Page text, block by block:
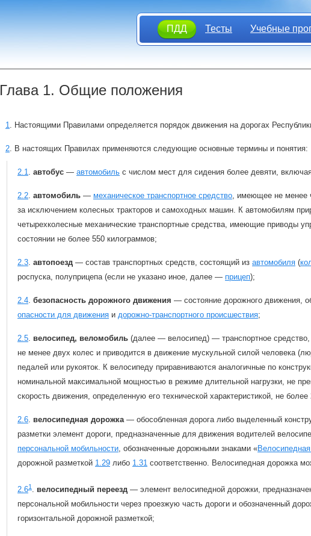
ПДД Тесты Учебные
Глава 1. Общие положения
1. Настоящими Правилами определяется порядок движения на дорогах
2. В настоящих Правилах применяются следующие основные термины и понятия:
2.1. автобус — автомобиль с числом мест для сидения более девяти,
2.2. автомобиль — механическое транспортное средство, имеющее не менее
за исключением колесных тракторов и самоходных машин. К автомобилям
четырехколесные механические транспортные средства, имеющие приводы
состоянии не более 550 килограммов;
2.3. автопоезд — состав транспортных средств, состоящий из автомобиля (
роспуска, полуприцепа (если не указано иное, далее — прицеп);
2.4. безопасность дорожного движения — состояние дорожного движения,
опасности для движения и дорожно-транспортного происшествия;
2.5. велосипед, веломобиль (далее — велосипед) — транспортное
не менее двух колес и приводится в движение мускульной силой человека
педалей или рукояток. К велосипеду приравниваются аналогичные по
номинальной максимальной мощностью в режиме длительной нагрузки, не
скорость движения, определенную его технической характеристикой, не
2.6. велосипедная дорожка— обособленная дорога либо выделенный
разметки элемент дороги, предназначенные для движения водителей
персональной мобильности, обозначенные дорожными знаками «
дорожной разметкой 1.29 либо 1.31 соответственно. Велосипедная дорожка
2.61 . велосипедный переезд — элемент велосипедной дорожки,
персональной мобильности через проезжую часть дороги и обозначенный
горизонтальной дорожной разметкой;